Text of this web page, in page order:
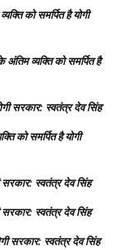
को समर्पित है योगी
व्यक्ति को समर्पित है
सरकार: स्वतंत्र देव सिंह
को समर्पित है योगी
सरकार: स्वतंत्र देव सिंह
सरकार: स्वतंत्र देव सिंह
सरकार: स्वतंत्र देव सिंह